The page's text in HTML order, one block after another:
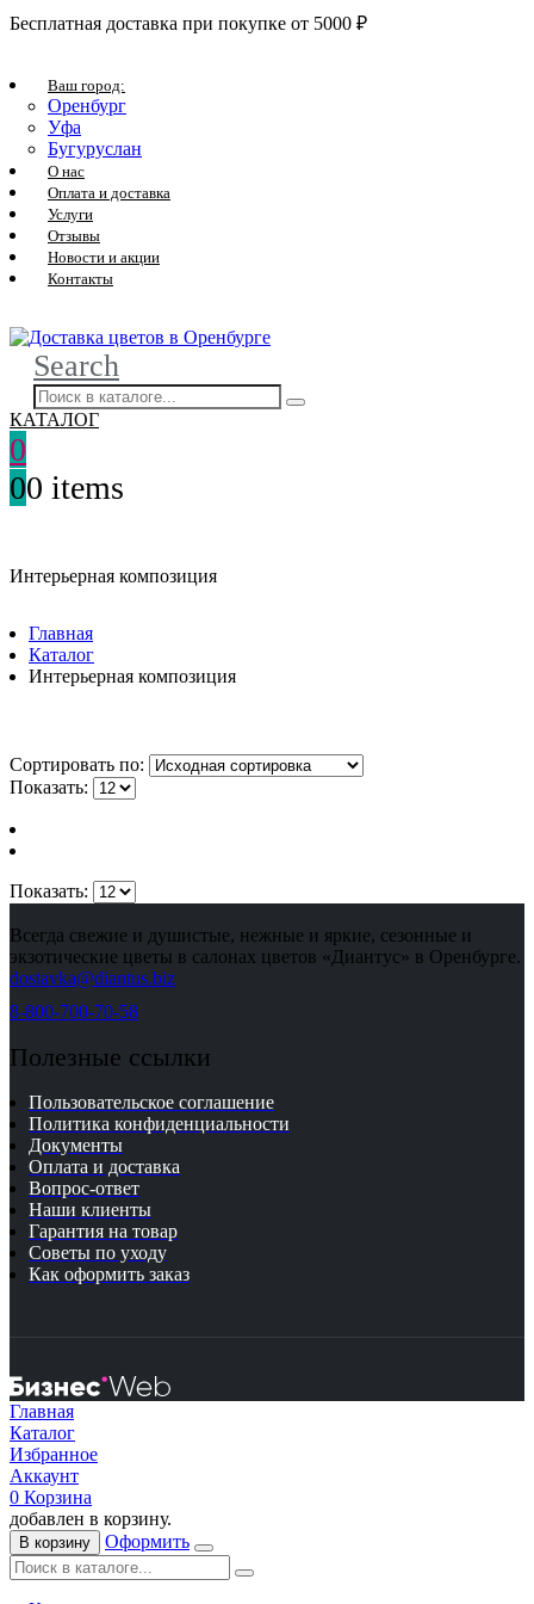
Бесплатная доставка при покупке от 5000 ₽
Ваш город:
Оренбург
Уфа
Бугуруслан
О нас
Оплата и доставка
Услуги
Отзывы
Новости и акции
Контакты
Search
КАТАЛОГ
0
00 items
Интерьерная композиция
Главная
Каталог
Интерьерная композиция
Сортировать по:
Показать:
Показать:
Всегда свежие и душистые, нежные и яркие, сезонные и
экзотические цветы в салонах цветов «Диантус» в Оренбурге.
dostavka@diantus.biz
8-800-700-70-58
Полезные ссылки
Пользовательское соглашение
Политика конфиденциальности
Документы
Оплата и доставка
Вопрос-ответ
Наши клиенты
Гарантия на товар
Советы по уходу
Как оформить заказ
Главная
Каталог
Избранное
Аккаунт
0 Корзина
добавлен в корзину.
В корзину Оформить